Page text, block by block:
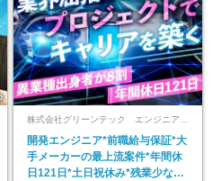
開発エンジニア*前職給与保証*大
手メーカーの最上流案件*年間休
日121日*土日祝休み*残業少なめ*